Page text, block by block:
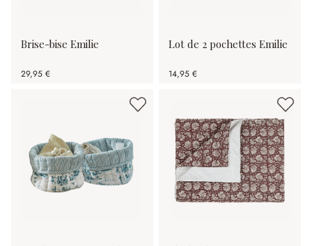
Brise-bise Emilie
29,95 €
Lot de 2 pochettes Emilie
14,95 €